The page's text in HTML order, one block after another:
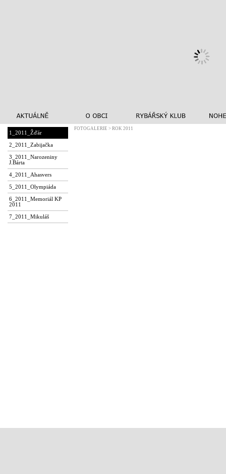
1_2011_Žďár
2_2011_Zabijačka
3_2011_Narozeniny
J.Bárta
4_2011_Ahasvers
5_2011_Olympiáda
6_2011_Memoriál KP
2011
7_2011_Mikuláš
FOTOGALERIE > ROK 2011